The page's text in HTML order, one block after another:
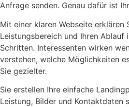
Anfrage senden. Genau dafür ist
Mit einer klaren Webseite erklären
Leistungsbereich und Ihren Ablauf
Schritten. Interessenten wirken
verstehen, welche Möglichkeiten
Sie gezielter.
Sie erstellen Ihre einfache
Leistung, Bilder und Kontaktdaten